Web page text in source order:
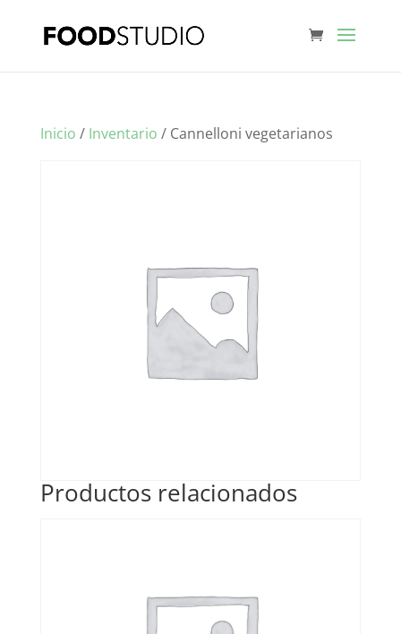
Inicio / Inventario / Cannelloni vegetarianos
Productos relacionados